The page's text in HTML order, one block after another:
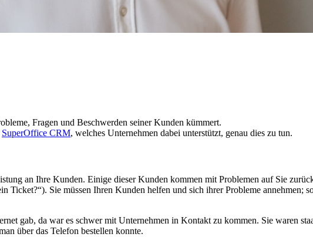
Fragen und Beschwerden seiner Kunden kümmert.
SuperOffice CRM, welches Unternehmen dabei unterstützt, genau dies zu tun.
an Ihre Kunden. Einige dieser Kunden kommen mit Problemen auf Sie
Ticket?“). Sie müssen Ihren Kunden helfen und sich ihrer Probleme annehmen;
gab, da war es schwer mit Unternehmen in Kontakt zu kommen. Sie waren
über das Telefon bestellen konnte.